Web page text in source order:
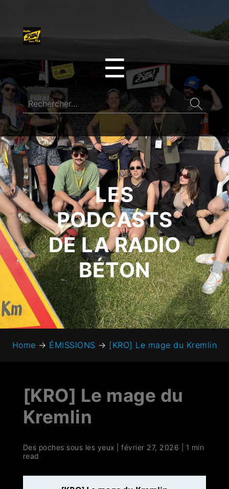
☰
LES
PODCASTS
DE LA RADIO
BÉTON
Home → ÉMISSIONS → [KRO] Le mage du Kremlin
[KRO] Le mage du
Kremlin
Des poches sous les yeux |février 27, 2026
1 min
read